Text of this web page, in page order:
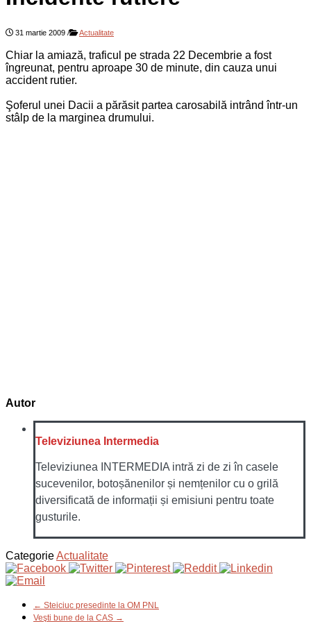
31 martie 2009 / Actualitate
Chiar la amiază, traficul pe strada 22 Decembrie a fost
îngreunat, pentru aproape 30 de minute, din cauza unui
accident rutier.
Şoferul unei Dacii a părăsit partea carosabilă intrând într-un
stâlp de la marginea drumului.
Autor
Televiziunea Intermedia
Televiziunea INTERMEDIA intră zi de zi în casele
sucevenilor, botoșănenilor și nemțenilor cu o grilă
diversificată de informații și emisiuni pentru toate
gusturile.
CategorieActualitate
← Steiciuc presedinte la OM PNL
Veşti bune de la CAS →